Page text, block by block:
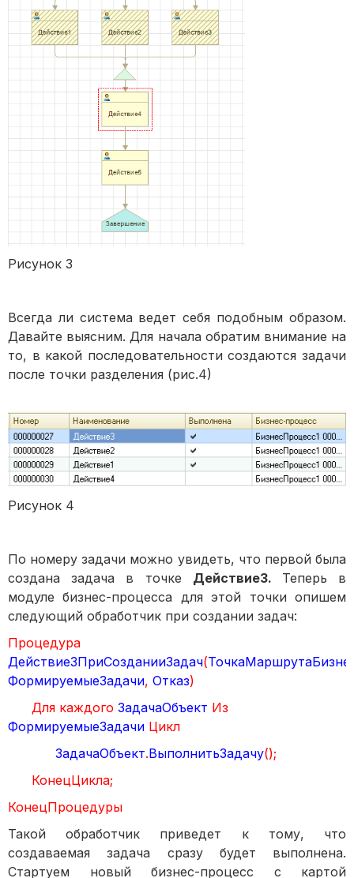
Рисунок 3
Всегда ли система ведет себя подобным образом.
Давайте выясним. Для начала обратим внимание на
то, в какой последовательности создаются задачи
после точки разделения (рис.4)
Рисунок 4
По номеру задачи можно увидеть, что первой была
создана задача в точке Действие3. Теперь в
модуле бизнес-процесса для этой точки опишем
следующий обработчик при создании задач:
Процедура
Действие3ПриСозданииЗадач(
ФормируемыеЗадачи, Отказ)
Для каждого ЗадачаОбъект Из
ФормируемыеЗадачи Цикл
ЗадачаОбъект.ВыполнитьЗадачу();
КонецЦикла;
КонецПроцедуры
Такой обработчик приведет к тому, что
создаваемая задача сразу будет выполнена.
Стартуем новый бизнес-процесс с картой